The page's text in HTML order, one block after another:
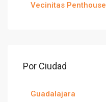
Vecinitas Penthouse
Por Ciudad
Guadalajara